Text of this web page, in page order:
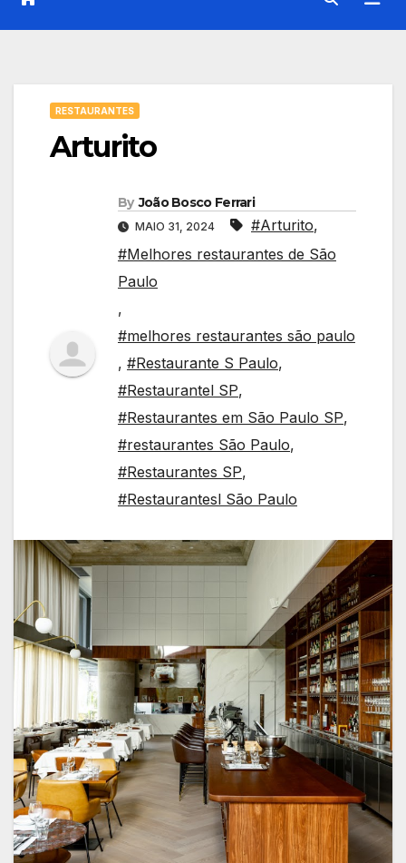
RESTAURANTES
Arturito
By João Bosco Ferrari
MAIO 31, 2024 #Arturito,
#Melhores restaurantes de São
Paulo
,
#melhores restaurantes são paulo
, #Restaurante S Paulo,
#Restaurantel SP,
#Restaurantes em São Paulo SP,
#restaurantes São Paulo,
#Restaurantes SP,
#Restaurantesl São Paulo